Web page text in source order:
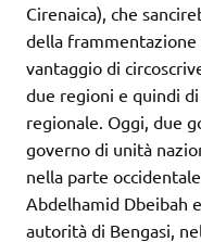
Cirenaica), che
della frammentazione
vantaggio di
due regioni e quindi
regionale. Oggi, due
governo di unità
nella parte
Abdelhamid Dbeibah
autorità di Bengasi,